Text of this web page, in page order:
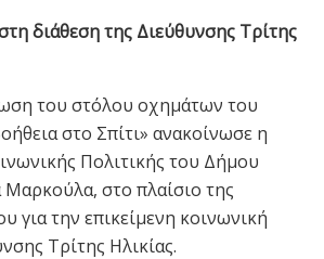
διάθεση της Διεύθυνσης Τρίτης
του στόλου οχημάτων του
στο Σπίτι» ανακοίνωσε η
Πολιτικής του Δήμου
Μαρκούλα, στο πλαίσιο της
για την επικείμενη κοινωνική
Τρίτης Ηλικίας.